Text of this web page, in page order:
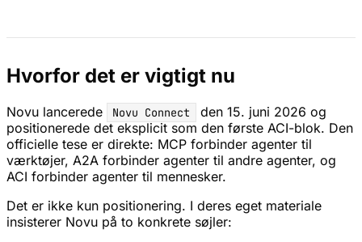
Hvorfor det er vigtigt nu
Novu lancerede Novu Connect
den 15. juni 2026 og
positionerede det eksplicit som den første ACI-blok. Den
officielle tese er direkte: MCP forbinder agenter til
værktøjer, A2A forbinder agenter til andre agenter, og
ACI forbinder agenter til mennesker.
Det er ikke kun positionering. I deres eget materiale
insisterer Novu på to konkrete søjler: